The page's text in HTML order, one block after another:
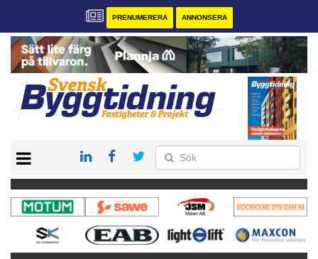
PRENUMERERA ANNONSERA
PRENUMERERA
VÅRA ANDRA MAGASIN
ANNONSERA